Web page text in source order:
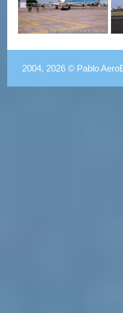
2004, 2026 © Pablo